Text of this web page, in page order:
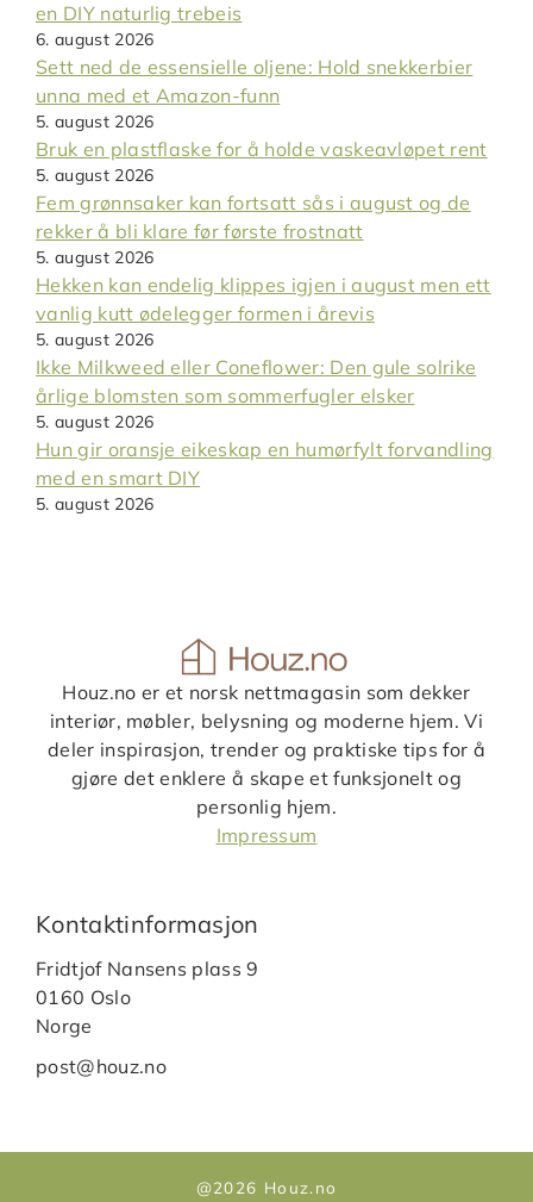
en DIY naturlig trebeis
6. august 2026
Sett ned de essensielle oljene: Hold snekkerbier
unna med et Amazon-funn
5. august 2026
Bruk en plastflaske for å holde vaskeavløpet rent
5. august 2026
Fem grønnsaker kan fortsatt sås i august og de
rekker å bli klare før første frostnatt
5. august 2026
Hekken kan endelig klippes igjen i august men ett
vanlig kutt ødelegger formen i årevis
5. august 2026
Ikke Milkweed eller Coneflower: Den gule solrike
årlige blomsten som sommerfugler elsker
5. august 2026
Hun gir oransje eikeskap en humørfylt forvandling
med en smart DIY
5. august 2026
Houz.no er et norsk nettmagasin som dekker
interiør, møbler, belysning og moderne hjem. Vi
deler inspirasjon, trender og praktiske tips for å
gjøre det enklere å skape et funksjonelt og
personlig hjem.
Impressum
Kontaktinformasjon
Fridtjof Nansens plass 9
0160 Oslo
Norge
post@houz.no
@2026 Houz.no